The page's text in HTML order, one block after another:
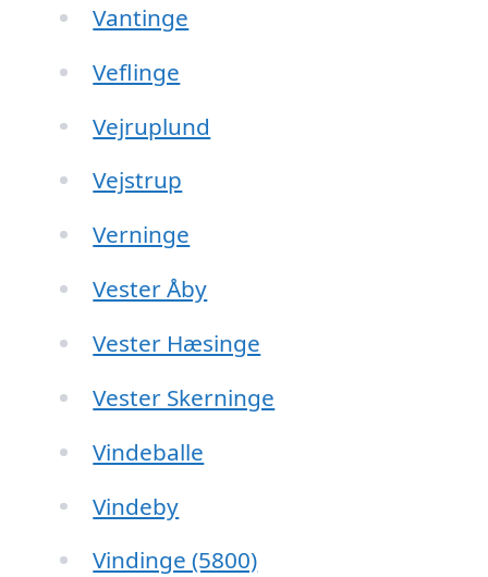
Vantinge
Veflinge
Vejruplund
Vejstrup
Verninge
Vester Åby
Vester Hæsinge
Vester Skerninge
Vindeballe
Vindeby
Vindinge (5800)